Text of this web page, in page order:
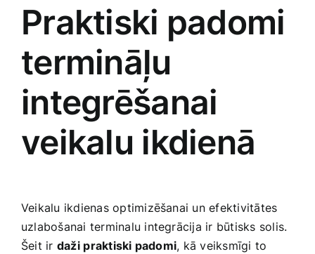
Praktiski padomi
termināļu
integrēšanai
veikalu ikdienā
Veikalu ikdienas optimizēšanai un efektivitātes
uzlabošanai terminalu integrācija ir būtisks solis.
Šeit ir daži⁢ praktiski padomi, kā veiksmīgi to